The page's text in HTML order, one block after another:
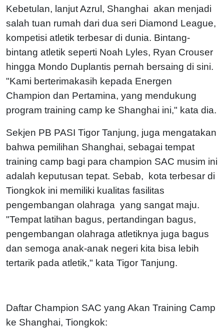
Kebetulan, lanjut Azrul, Shanghai akan menjadi
salah tuan rumah dari dua seri Diamond League,
kompetisi atletik terbesar di dunia. Bintang-
bintang atletik seperti Noah Lyles, Ryan Crouser
hingga Mondo Duplantis pernah bersaing di sini.
"Kami berterimakasih kepada Energen
Champion dan Pertamina, yang mendukung
program training camp ke Shanghai ini," kata dia.
Sekjen PB PASI Tigor Tanjung, juga mengatakan
bahwa pemilihan Shanghai, sebagai tempat
training camp bagi para champion SAC musim ini
adalah keputusan tepat. Sebab, kota terbesar di
Tiongkok ini memiliki kualitas fasilitas
pengembangan olahraga yang sangat maju.
"Tempat latihan bagus, pertandingan bagus,
pengembangan olahraga atletiknya juga bagus
dan semoga anak-anak negeri kita bisa lebih
tertarik pada atletik," kata Tigor Tanjung.
Daftar Champion SAC yang Akan Training Camp
ke Shanghai, Tiongkok: